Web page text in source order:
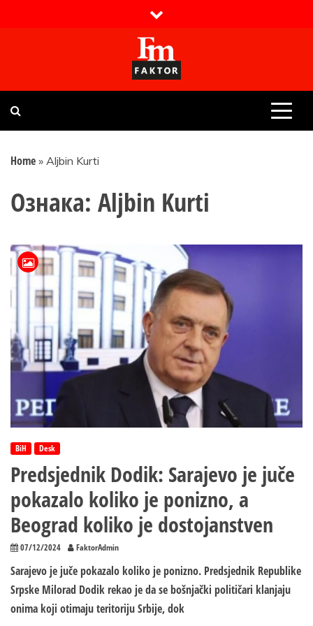
Faktor magazin
Uvijek presudan
Home » Aljbin Kurti
Ознака: Aljbin Kurti
BiH Desk
Predsjednik Dodik: Sarajevo je juče
pokazalo koliko je ponizno, a
Beograd koliko je dostojanstven
07/12/2024 FaktorAdmin
Sarajevo je juče pokazalo koliko je ponizno. Predsjednik Republike
Srpske Milorad Dodik rekao je da se bošnjački političari klanjaju
onima koji otimaju teritoriju Srbije, dok